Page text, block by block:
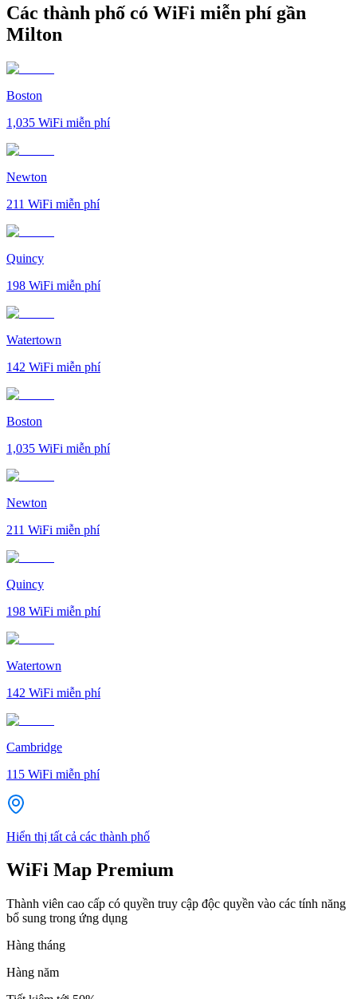
Các thành phố có WiFi miễn phí gần
Milton
Boston
1,035 WiFi miễn phí
Newton
211 WiFi miễn phí
Quincy
198 WiFi miễn phí
Watertown
142 WiFi miễn phí
Boston
1,035 WiFi miễn phí
Newton
211 WiFi miễn phí
Quincy
198 WiFi miễn phí
Watertown
142 WiFi miễn phí
Cambridge
115 WiFi miễn phí
Hiển thị tất cả các thành phố
WiFi Map Premium
Thành viên cao cấp có quyền truy cập độc quyền vào các tính năng
bổ sung trong ứng dụng
Hàng tháng
Hàng năm